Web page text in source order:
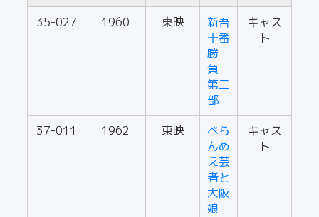
35-027 1960 東映
新吾
十番
勝
負
第三
部
キャス
ト
37-011 1962 東映
べら
んめ
え芸
者と
大阪
娘
キャス
ト